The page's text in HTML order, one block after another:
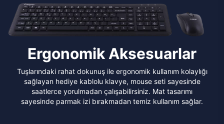
Ergonomik Aksesuarlar
Tuşlarındaki rahat dokunuş ile ergonomik kullanım kolaylığı
sağlayan hediye kablolu klavye, mouse seti sayesinde
saatlerce yorulmadan çalışabilirsiniz. Mat tasarımı
sayesinde parmak izi bırakmadan temiz kullanım sağlar.